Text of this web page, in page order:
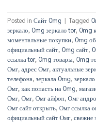
Posted in Сайт Omg | Tagged
зеркало, Omg зеркало tor, Omg
моментальные покупки, Omg
официальный сайт, Omg сайт,
ссылка tor, Omg товары, Omg
Омг, адрес Омг, актуальные
телефона, зеркала Omg,
Омг, как попасть на Omg,
Омг, Омг, Омг айфон, Омг
Омг сайт открыть, Омг ссылка
официальный сайт Омг, свежие